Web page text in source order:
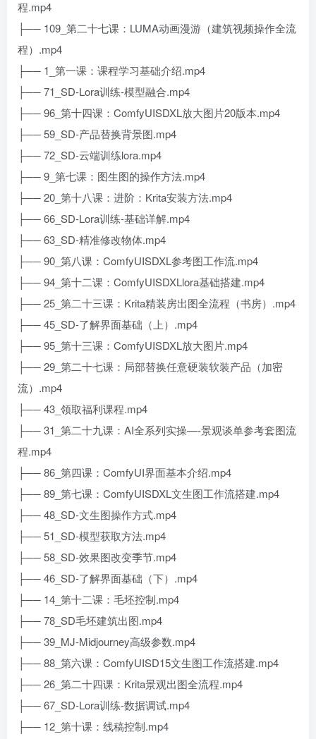
程.mp4
├── 109_第二十七课：LUMA动画漫游（建筑视频操作全流
程）.mp4
├── 1_第一课：课程学习基础介绍.mp4
├── 71_SD-Lora训练-模型融合.mp4
├── 96_第十四课：ComfyUISDXL放大图片20版本.mp4
├── 59_SD-产品替换背景图.mp4
├── 72_SD-云端训练lora.mp4
├── 9_第七课：图生图的操作方法.mp4
├── 20_第十八课：进阶：Krita安装方法.mp4
├── 66_SD-Lora训练-基础详解.mp4
├── 63_SD-精准修改物体.mp4
├── 90_第八课：ComfyUISDXL参考图工作流.mp4
├── 94_第十二课：ComfyUISDXLlora基础搭建.mp4
├── 25_第二十三课：Krita精装房出图全流程（书房）.mp4
├── 45_SD-了解界面基础（上）.mp4
├── 95_第十三课：ComfyUISDXL放大图片.mp4
├── 29_第二十七课：局部替换任意硬装软装产品（加密
流）.mp4
├── 43_领取福利课程.mp4
├── 31_第二十九课：AI全系列实操—-景观谈单参考套图流
程.mp4
├── 86_第四课：ComfyUI界面基本介绍.mp4
├── 89_第七课：ComfyUISDXL文生图工作流搭建.mp4
├── 48_SD-文生图操作方式.mp4
├── 51_SD-模型获取方法.mp4
├── 58_SD-效果图改变季节.mp4
├── 46_SD-了解界面基础（下）.mp4
├── 14_第十二课：毛坯控制.mp4
├── 78_SD毛坯建筑出图.mp4
├── 39_MJ-Midjourney高级参数.mp4
├── 88_第六课：ComfyUISD15文生图工作流搭建.mp4
├── 26_第二十四课：Krita景观出图全流程.mp4
├── 67_SD-Lora训练-数据调试.mp4
├── 12_第十课：线稿控制.mp4